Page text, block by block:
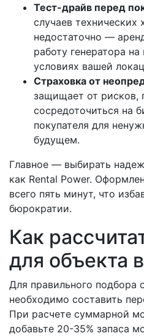
Тест-драйв перед
случаев технических
недостаточно —
работу генератора
условиях вашей
Страховка от
защищает от рисков,
сосредоточиться на
покупателя для
будущем.
Главное — выбирать
как Rental Power.
всего пять минут, что
бюрократии.
Как
для объекта
Для правильного подбора
необходимо составить
При расчете суммарной
добавьте 20-35% запаса